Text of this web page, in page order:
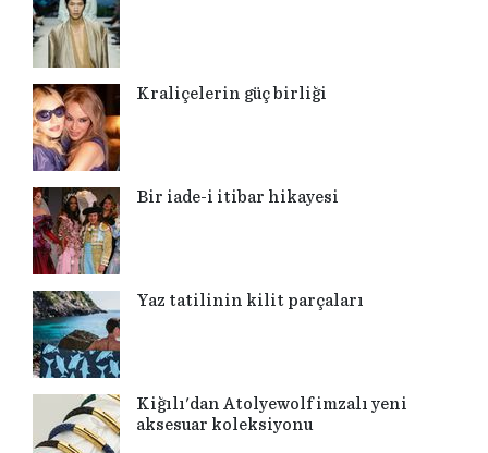
Kraliçelerin güç birliği
Bir iade-i itibar hikayesi
Yaz tatilinin kilit parçaları
Kiğılı'dan Atolyewolf imzalı yeni
aksesuar koleksiyonu